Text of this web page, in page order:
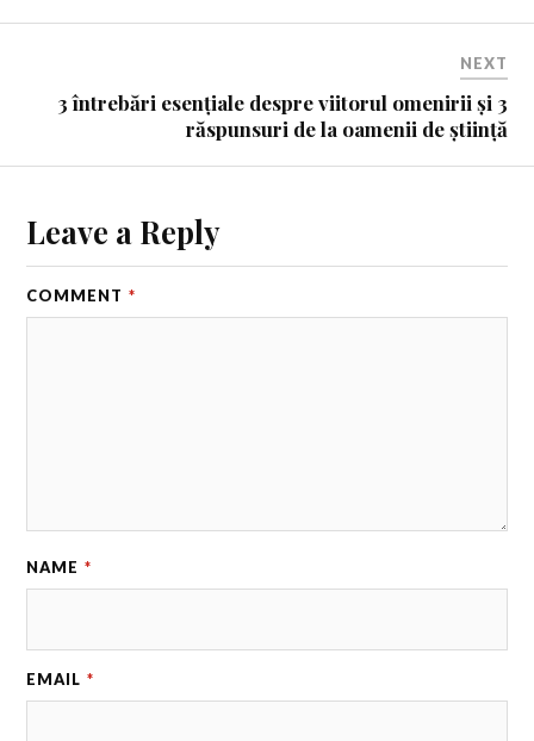
NEXT
3 întrebări esențiale despre viitorul omenirii și 3
răspunsuri de la oamenii de știință
Leave a Reply
COMMENT *
NAME *
EMAIL *